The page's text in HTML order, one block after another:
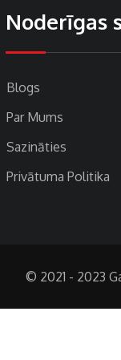
Noderīgas
Blogs
Par Mums
Sazināties
Privātuma Politika
© 2021 - 2023